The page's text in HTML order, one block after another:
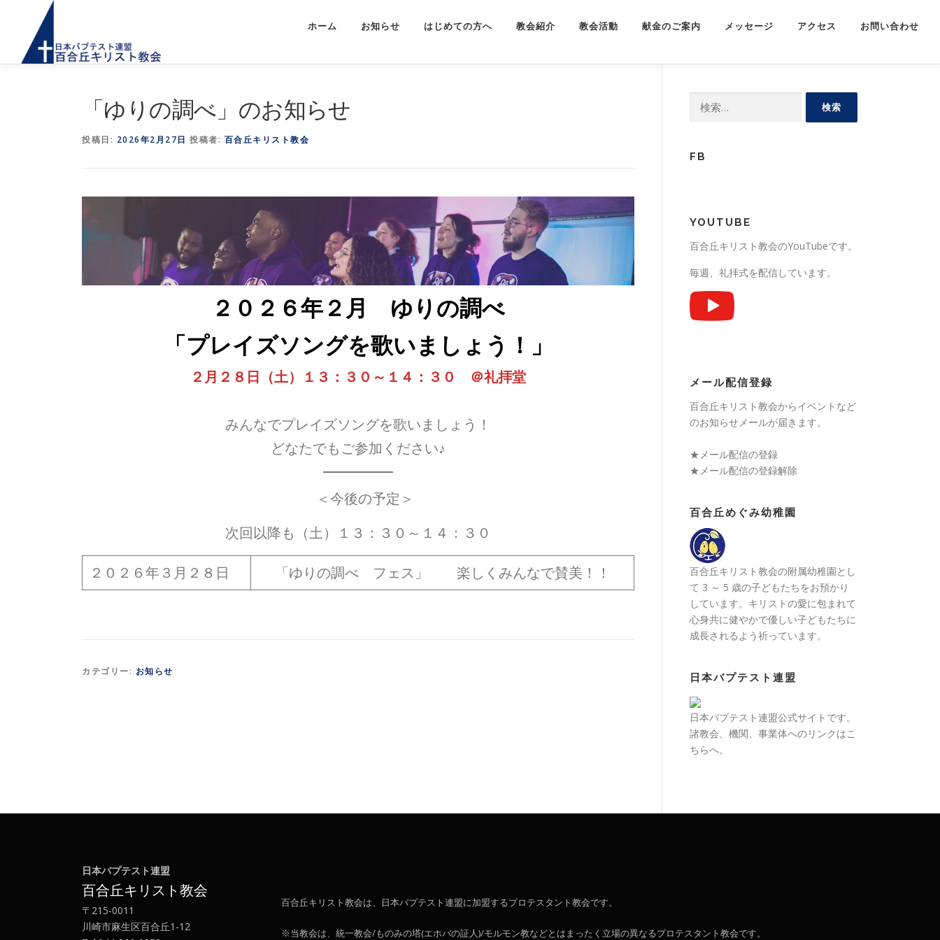
ホーム お知らせ はじめての方へ 教会紹介 教会活動 献金のご案内 メッセージ アクセス お問い合わせ
「ゆりの調べ」のお知らせ
投稿日: 2026年2月27日 投稿者: 百合丘キリスト教会
２０２６年２月 ゆりの調べ
「プレイズソングを歌いましょう ！」
２月２８日（土） １３：３０～１４：３０ ＠礼拝堂
みんなでプレイズソングを歌いましょう！
どなたでもご参加ください♪
＜今後の予定＞
次回以降も（土）１３：３０～１４：３０
２０２６年３月２８日 「ゆりの調べ フェス」 楽しくみんなで賛美！！
カテゴリー: お知らせ
FB
YOUTUBE
百合丘キリスト教会のYouTubeです。
毎週、礼拝式を配信しています。
メール配信登録
百合丘キリスト教会からイベントなど
のお知らせメールが届きます。
★メール配信の登録
★メール配信の登録解除
百合丘めぐみ幼稚園
百合丘キリスト教会の附属幼稚園とし
て 3 ～ 5 歳の子どもたちをお預かり
しています。キリストの愛に包まれて
心身共に健やかで優しい子どもたちに
成長されるよう祈っています。
日本バプテスト連盟
日本バプテスト連盟公式サイトです。
諸教会、機関、事業体へのリンクはこ
ちらへ。
日本バプテスト連盟
百合丘キリスト教会
〒215-0011
川崎市麻生区百合丘1-12
百合丘キリスト教会は、日本バプテスト連盟に加盟するプロテスタント教会です。
※当教会は、統一教会/ものみの塔(エホバの証人)/モルモン教などとはまったく立場の異なるプロテスタント教会です。